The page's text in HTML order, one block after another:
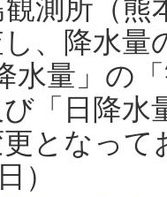
測所（熊
、降水
水量」の
「日降
となっ
）